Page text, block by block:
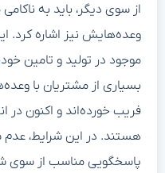
از سوی دیگر، باید به
وعده‌هایش نیز اشاره
موجود در تولید و تامین
بسیاری از مشتریان با
فریب خورده‌اند و اکنون در
هستند. در این شرایط، عدم
پاسخگویی مناسب از سوی